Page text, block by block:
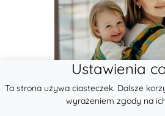
Ustawienia
Ta strona używa ciasteczek. Dalsze
wyrażeniem zgody na